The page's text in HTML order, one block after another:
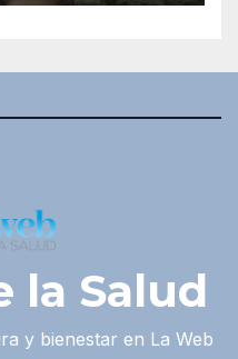
la Salud
y bienestar en La Web